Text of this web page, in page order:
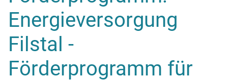
Energieversorgung
Filstal -
Förderprogramm für